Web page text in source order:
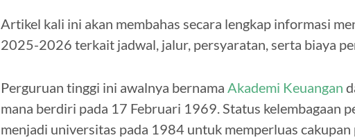
Artikel kali ini akan membahas secara lengkap informasi
2025-2026 terkait jadwal, jalur, persyaratan, serta biaya
Perguruan tinggi ini awalnya bernama Akademi Keuangan
mana berdiri pada 17 Februari 1969. Status kelembagaan
menjadi universitas pada 1984 untuk memperluas cakupan